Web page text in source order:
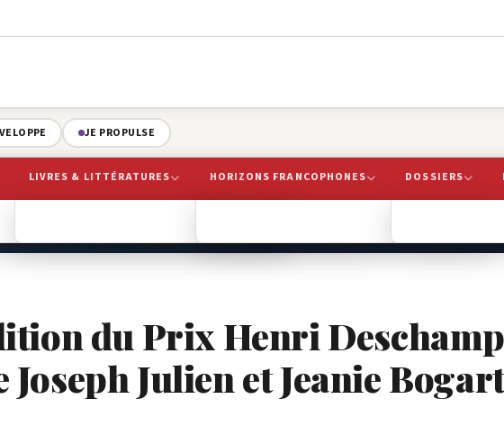
JE PROPULSE
LIVRES & LITTÉRATURES HORIZONS FRANCOPHONES DOSSIERS
du Prix Henri
Julien et Jeanie